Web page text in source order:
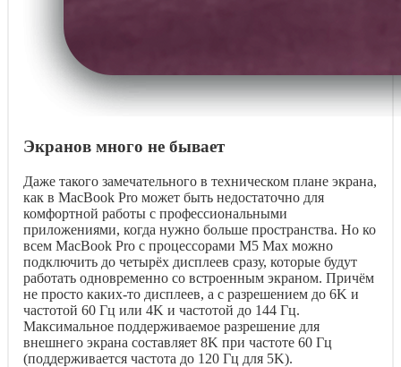
Экранов много не бывает
Даже такого замечательного в техническом плане экрана,
как в MacBook Pro может быть недостаточно для
комфортной работы с профессиональными
приложениями, когда нужно больше пространства. Но ко
всем MacBook Pro с процессорами M5 Max можно
подключить до четырёх дисплеев сразу, которые будут
работать одновременно со встроенным экраном. Причём
не просто каких-то дисплеев, а с разрешением до 6K и
частотой 60 Гц или 4K и частотой до 144 Гц.
Максимальное поддерживаемое разрешение для
внешнего экрана составляет 8K при частоте 60 Гц
(поддерживается частота до 120 Гц для 5K).